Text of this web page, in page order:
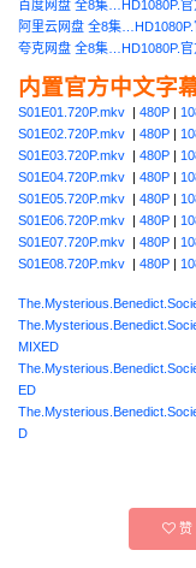
百度网盘 全8集…HD1080P.官
阿里云网盘 全8集
夸克网盘 全8集…HD1080P.官
内置官方中文字
S01E01.720P.mkv | 480P |
S01E02.720P.mkv | 480P |
S01E03.720P.mkv | 480P |
S01E04.720P.mkv | 480P |
S01E05.720P.mkv | 480P |
S01E06.720P.mkv | 480P |
S01E07.720P.mkv | 480P |
S01E08.720P.mkv | 480P |
MIXED
ED
D
赞